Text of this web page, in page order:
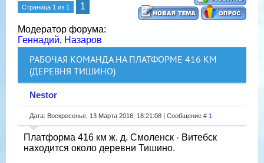
Страница 1 из 1 1
Модератор форума:
Геннадий, Назаров
РАБОЧАЯ КОМАНДА НА ПЛАТФОРМЕ 416 КМ
(ДЕРЕВНЯ ТИШИНО)
Nestor
Дата: Воскресенье, 13 Марта 2016, 18:21:08 | Сообщение # 1
Платформа 416 км ж. д. Смоленск - Витебск
находится около деревни Тишино.